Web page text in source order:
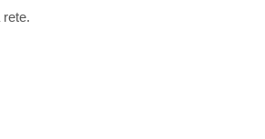
rete.